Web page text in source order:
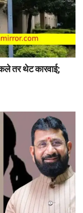
तर थेट कारवाई;